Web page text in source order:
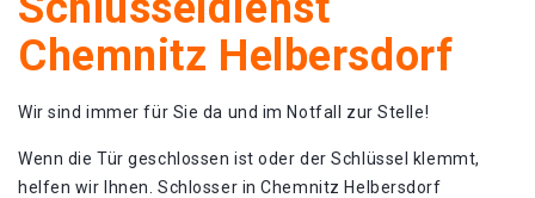
Chemnitz Helbersdorf
Wir sind immer für Sie da und im Notfall zur Stelle!
Wenn die Tür geschlossen ist oder der Schlüssel klemmt,
helfen wir Ihnen. Schlosser in Chemnitz Helbersdorf